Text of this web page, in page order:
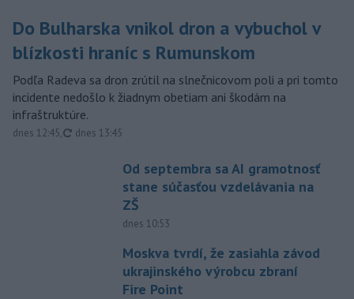
Do Bulharska vnikol dron a vybuchol v
blízkosti hraníc s Rumunskom
Podľa Radeva sa dron zrútil na slnečnicovom poli a pri tomto
incidente nedošlo k žiadnym obetiam ani škodám na
infraštruktúre.
dnes 12:45, aktualizované
dnes 13:45
Od septembra sa AI gramotnosť
stane súčasťou vzdelávania na
ZŠ
dnes 10:53
Moskva tvrdí, že zasiahla závod
ukrajinského výrobcu zbraní
Fire Point